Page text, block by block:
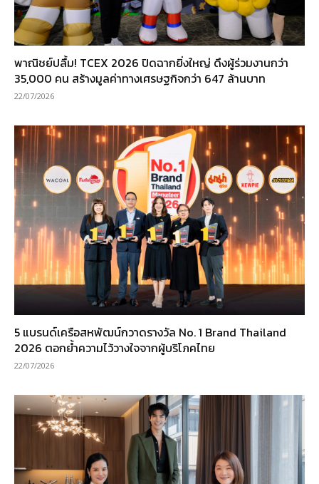
พาณิชย์ปลื้ม! TCEX 2026 ปิดฉากยิ่งใหญ่ ดึงผู้ร่วมงานกว่า
35,000 คน สร้างมูลค่าทางเศรษฐกิจกว่า 647 ล้านบาท
22/07/2026
5 แบรนด์เครือสหพัฒน์กวาดรางวัล No. 1 Brand Thailand
2026 ตอกย้ำความไว้วางใจจากผู้บริโภคไทย
22/07/2026